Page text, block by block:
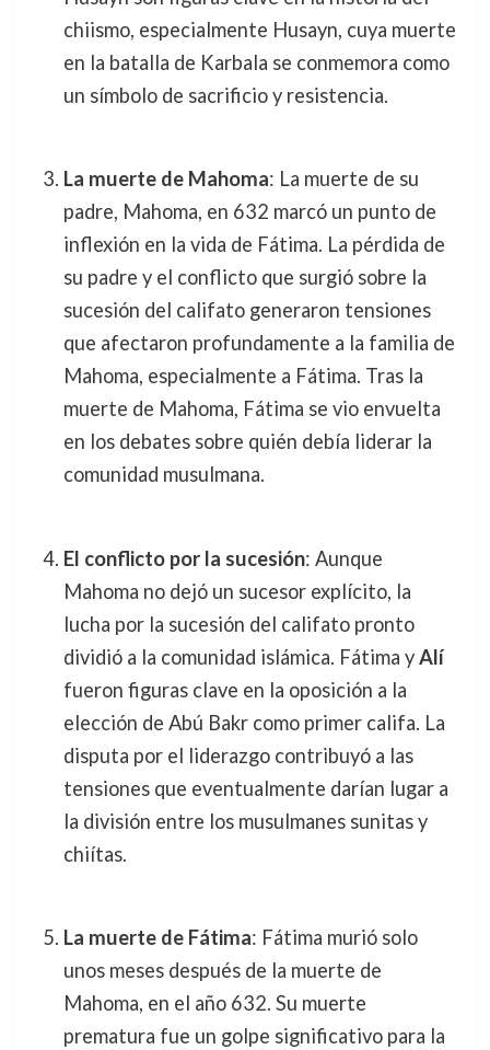
chiismo, especialmente Husayn, cuya muerte
en la batalla de Karbala se conmemora como
un símbolo de sacrificio y resistencia.
La muerte de Mahoma: La muerte de su
padre, Mahoma, en 632 marcó un punto de
inflexión en la vida de Fátima. La pérdida de
su padre y el conflicto que surgió sobre la
sucesión del califato generaron tensiones
que afectaron profundamente a la familia de
Mahoma, especialmente a Fátima. Tras la
muerte de Mahoma, Fátima se vio envuelta
en los debates sobre quién debía liderar la
comunidad musulmana.
El conflicto por la sucesión: Aunque
Mahoma no dejó un sucesor explícito, la
lucha por la sucesión del califato pronto
dividió a la comunidad islámica. Fátima yAlí
fueron figuras clave en la oposición a la
elección de Abú Bakr como primer califa. La
disputa por el liderazgo contribuyó a las
tensiones que eventualmente darían lugar a
la división entre los musulmanes sunitas y
chiítas.
La muerte de Fátima: Fátima murió solo
unos meses después de la muerte de
Mahoma, en el año 632. Su muerte
prematura fue un golpe significativo para la